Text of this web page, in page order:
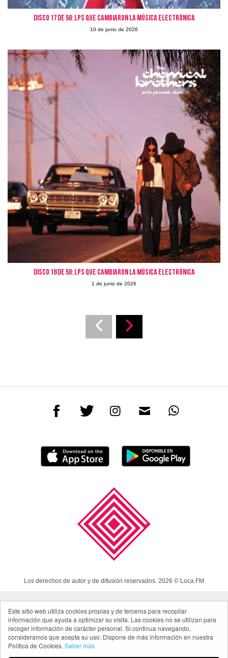
Este sitio web utiliza cookies propias y de terceros para recopilar
información que ayuda a optimizar su visita. Las cookies no se utilizan para
recoger información de carácter personal. Si continua navegando,
consideramos que acepta su uso. Dispone de más información en nuestra
Política de Cookies. Saber más
Disco 17 de 50: LPs que cambiaron la Música Electrónica
10 de junio de 2026
Disco 18 de 50: LPs que cambiaron la Música Electrónica
1 de junio de 2026
Los derechos de autor y de difusión reservados. 2026 © Loca FM
Aviso Legal
Política de cookies
Política de privacidad App